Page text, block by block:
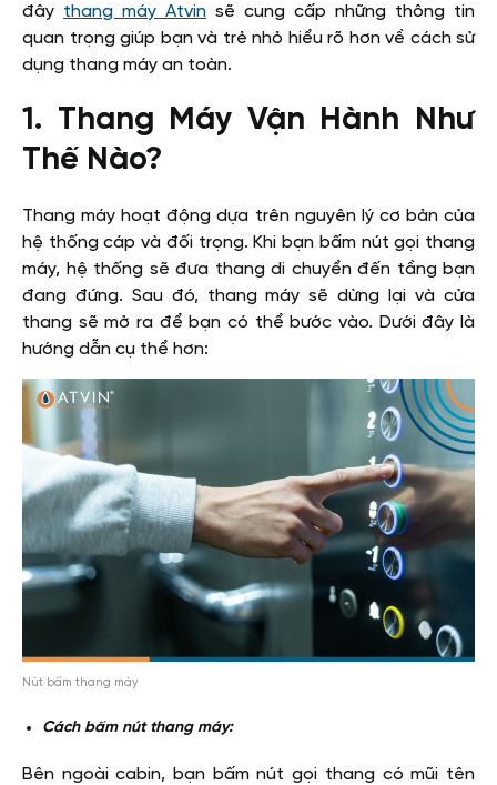
đây thang máy Atvin sẽ cung cấp những thông tin
quan trọng giúp bạn và trẻ nhỏ hiểu rõ hơn về cách sử
dụng thang máy an toàn.
1. Thang Máy Vận Hành Như
Thế Nào?
Thang máy hoạt động dựa trên nguyên lý cơ bản của
hệ thống cáp và đối trọng. Khi bạn bấm nút gọi thang
máy, hệ thống sẽ đưa thang di chuyển đến tầng bạn
đang đứng. Sau đó, thang máy sẽ dừng lại và cửa
thang sẽ mở ra để bạn có thể bước vào. Dưới đây là
hướng dẫn cụ thể hơn:
Nút bấm thang máy
Cách bấm nút thang máy:
Bên ngoài cabin, bạn bấm nút gọi thang có mũi tên